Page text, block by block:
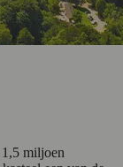
miljoen